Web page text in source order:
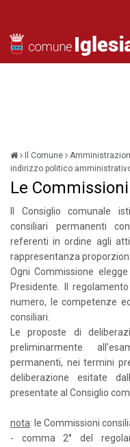
Il Comune
indirizzo politico
Le
Il Consiglio comunale
consiliari permanenti
referenti in ordine agli
rappresentanza
Ogni Commissione
Presidente. Il
numero, le competenze
consiliari.
Le proposte di
preliminarmente
permanenti, nei termini
deliberazione esitate
presentate al Consiglio
nota: le Commissioni
- comma 2° del